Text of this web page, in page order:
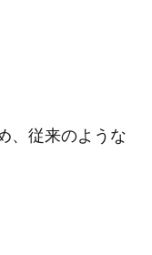
、従来のような